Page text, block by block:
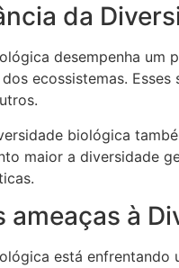
da
desempenha um
ecossistemas.
biológica
maior a diversidade
ameaças à
está enfrentando